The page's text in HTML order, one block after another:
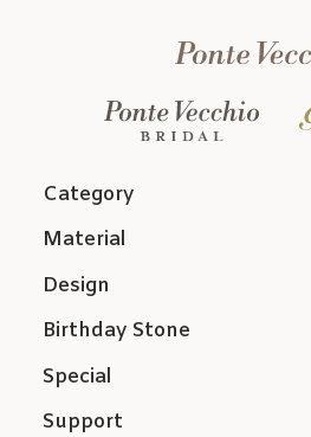
Category
Support
Material
Design
Birthday Stone
Special